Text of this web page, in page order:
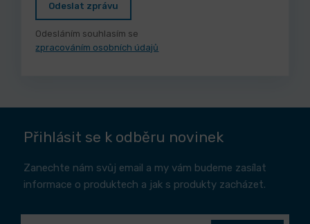
Odeslat zprávu
Odesláním souhlasím se
zpracováním osobních údajů
Přihlásit se k odběru novinek
Zanechte nám svůj email a my vám budeme zasílat
informace o produktech a jak s produkty zacházet.